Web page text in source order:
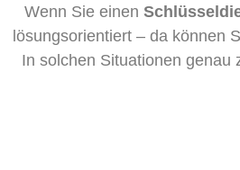
Wenn Sie einen
lösungsorientiert – da können
In solchen Situationen genau